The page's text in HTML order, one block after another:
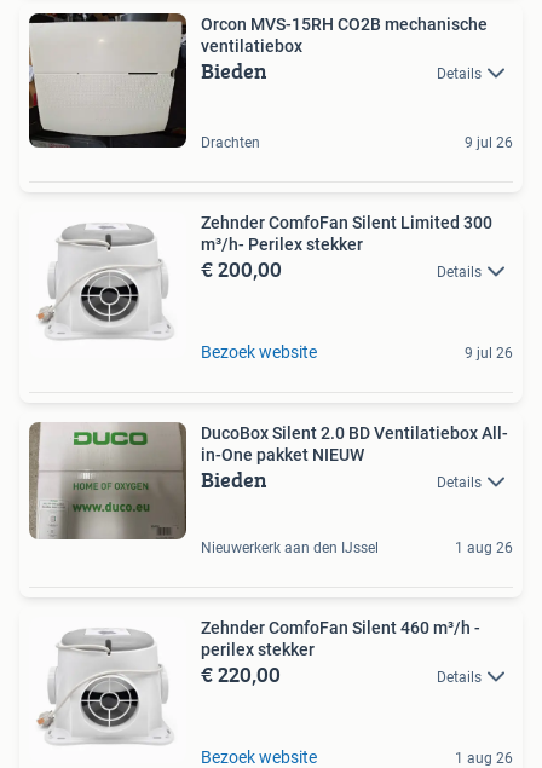
Orcon MVS-15RH CO2B mechanische
ventilatiebox
Bieden Details
Drachten 9 jul 26
Zehnder ComfoFan Silent Limited 300
m³/h- Perilex stekker
€ 200,00 Details
Bezoek website 9 jul 26
DucoBox Silent 2.0 BD Ventilatiebox All-
in-One pakket NIEUW
Bieden Details
Nieuwerkerk aan den IJssel 1 aug 26
Zehnder ComfoFan Silent 460 m³/h -
perilex stekker
€ 220,00 Details
Bezoek website 1 aug 26